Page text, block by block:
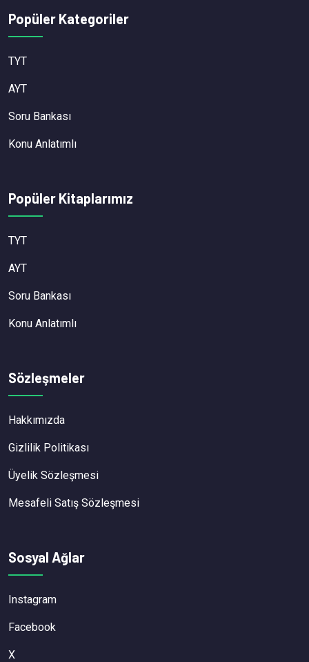
Popüler Kategoriler
TYT
AYT
Soru Bankası
Konu Anlatımlı
Popüler Kitaplarımız
TYT
AYT
Soru Bankası
Konu Anlatımlı
Sözleşmeler
Hakkımızda
Gizlilik Politikası
Üyelik Sözleşmesi
Mesafeli Satış Sözleşmesi
Sosyal Ağlar
Instagram
Facebook
X